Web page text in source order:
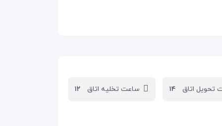
تحویل اتاق ۱۴ ساعت تخلیه اتاق ۱۲